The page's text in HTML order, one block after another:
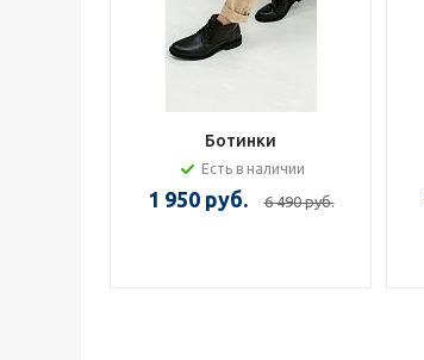
Ботинки
Есть в наличии
1 950 руб. 6 490 руб.